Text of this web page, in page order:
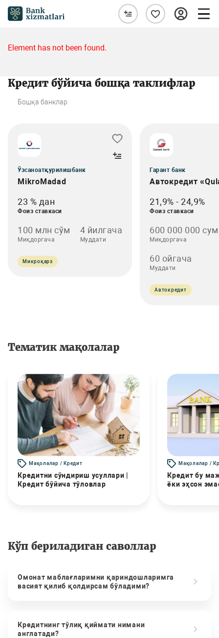
Element has not been found.
Кредит бўйича бошқа таклифлар
Бошқа банклар
Ўзсаноатқурилишбанк
MikroMadad
23 % дан
Фоиз ставкаси
100 млн сўм
Миқдоргача
4 йилгача
Муддати
Микроқарз
Гарант банк
Автокредит
21,9% - 24,9%
Фоиз ставкаси
600 000 000 сум
Миқдоргача
60 ойгача
Муддати
Автокредит
Тематик мақолалар
Мақолалар / Кредит
Кредитни сўндириш усуллари |
Кредит бўйича тўловлар
Мақолалар /
Кредит бу
ёки эҳсон
Кўп бериладиган саволлар
Омонат маблағларимни қариндошларимга
васият қилиб қолдирсам бўладими?
Кредитнинг тўлиқ қиймати нимани
англатади?